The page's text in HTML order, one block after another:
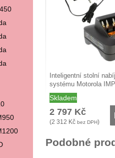
Inteligentní stolní
systému Motorola
Skladem
2 797 Kč
(2 312 Kč bez DPH)
Podobné